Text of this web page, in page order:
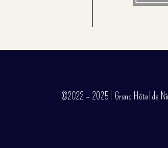
©2022 – 2025 | Grand Hôtel de